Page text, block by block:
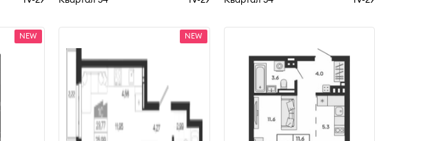
NEW NEW